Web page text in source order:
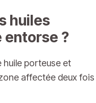
huiles
entorse ?
huile porteuse et
affectée deux fois